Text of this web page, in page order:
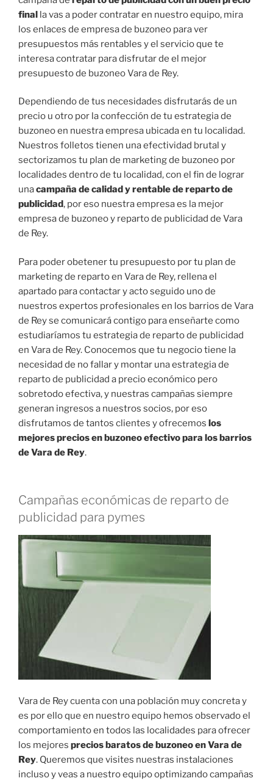
final la vas a poder contratar en nuestro equipo, mira
los enlaces de empresa de buzoneo para ver
presupuestos más rentables y el servicio que te
interesa contratar para disfrutar de el mejor
presupuesto de buzoneo Vara de Rey.
Dependiendo de tus necesidades disfrutarás de un
precio u otro por la confección de tu estrategia de
buzoneo en nuestra empresa ubicada en tu localidad.
Nuestros folletos tienen una efectividad brutal y
sectorizamos tu plan de marketing de buzoneo por
localidades dentro de tu localidad, con el fin de lograr
unacampaña de calidad y rentable de reparto de
publicidad, por eso nuestra empresa es la mejor
empresa de buzoneo y reparto de publicidad de Vara
de Rey.
Para poder obetener tu presupuesto por tu plan de
marketing de reparto en Vara de Rey, rellena el
apartado para contactar y acto seguido uno de
nuestros expertos profesionales en los barrios de Vara
de Rey se comunicará contigo para enseñarte como
estudiaríamos tu estrategia de reparto de publicidad
en Vara de Rey. Conocemos que tu negocio tiene la
necesidad de no fallar y montar una estrategia de
reparto de publicidad a precio económico pero
sobretodo efectiva, y nuestras campañas siempre
generan ingresos a nuestros socios, por eso
disfrutamos de tantos clientes y ofrecemos los
mejores precios en buzoneo efectivo para los barrios
de Vara de Rey.
Campañas económicas de reparto de
publicidad para pymes
Vara de Rey cuenta con una población muy concreta y
es por ello que en nuestro equipo hemos observado el
comportamiento en todos las localidades para ofrecer
los mejores precios baratos de buzoneo en Vara de
Rey. Queremos que visites nuestras instalaciones
incluso y veas a nuestro equipo optimizando campañas